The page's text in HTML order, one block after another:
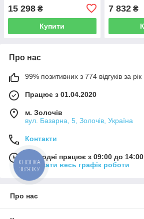
15 298 ₴
Купити
7 832₴
Про нас
99% позитивних з 774 відгуків за рік
Працює з 01.04.2020
м. Золочів
вул. Базарна, 5, Золочів, Україна
Контакти
Сьогодні працює з 09:00 до 14:00
Показати весь графік роботи
Про нас
КНОПКА
ЗВ'ЯЗКУ